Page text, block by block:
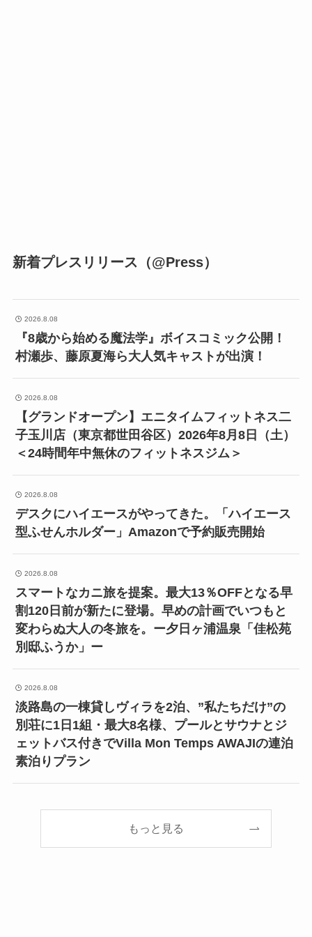
新着プレスリリース（@Press）
2026.8.08
『8歳から始める魔法学』ボイスコミック公開！
村瀬歩、藤原夏海ら大人気キャストが出演！
2026.8.08
【グランドオープン】エニタイムフィットネス二
子玉川店（東京都世田谷区）2026年8月8日（土）
＜24時間年中無休のフィットネスジム＞
2026.8.08
デスクにハイエースがやってきた。「ハイエース
型ふせんホルダー」Amazonで予約販売開始
2026.8.08
スマートなカニ旅を提案。最大13％OFFとなる早
割120日前が新たに登場。早めの計画でいつもと
変わらぬ大人の冬旅を。ー夕日ヶ浦温泉「佳松苑
別邸ふうか」ー
2026.8.08
淡路島の一棟貸しヴィラを2泊、”私たちだけ”の
別荘に1日1組・最大8名様、プールとサウナとジ
ェットバス付きでVilla Mon Temps AWAJIの連泊
素泊りプラン
もっと見る